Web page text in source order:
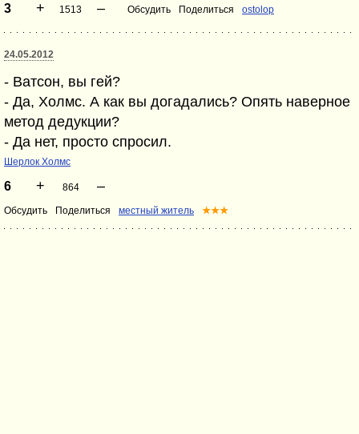
3 + 1513 – Обсудить Поделиться ostolop
24.05.2012
- Ватсон, вы гей?
- Да, Холмс. А как вы догадались? Опять наверное
метод дедукции?
- Да нет, просто спросил.
Шерлок Холмс
6 + 864 –
Обсудить Поделиться местный житель ★★★